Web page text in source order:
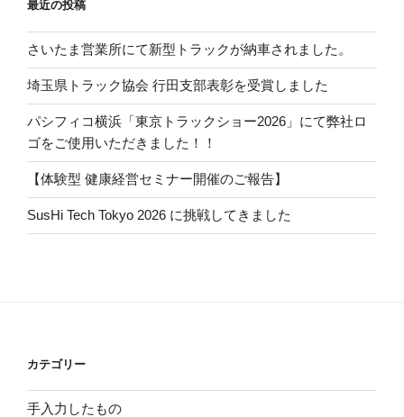
最近の投稿
さいたま営業所にて新型トラックが納車されました。
埼玉県トラック協会 行田支部表彰を受賞しました
パシフィコ横浜「東京トラックショー2026」にて弊社ロ
ゴをご使用いただきました！！
【体験型 健康経営セミナー開催のご報告】
SusHi Tech Tokyo 2026 に挑戦してきました
カテゴリー
手入力したもの